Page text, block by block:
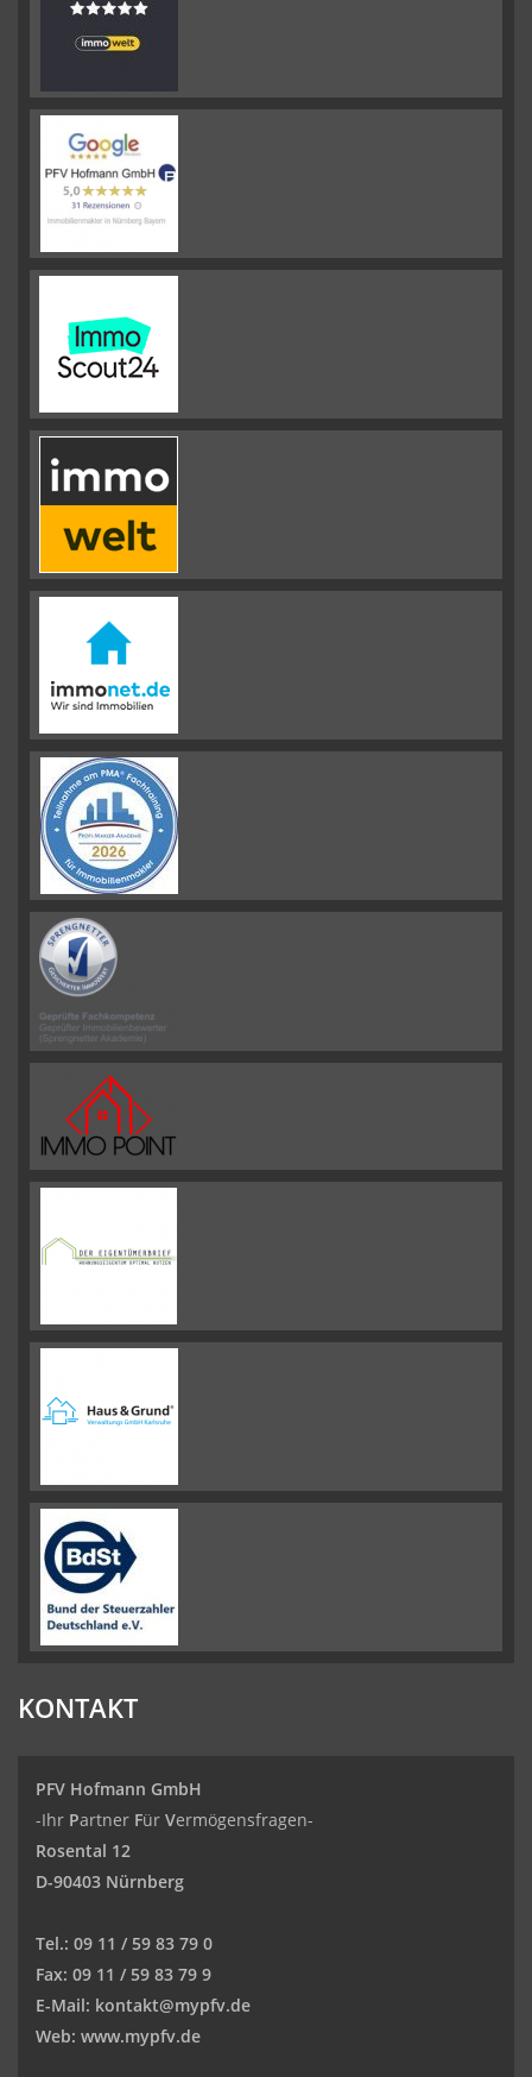
KONTAKT
PFV Hofmann GmbH
-Ihr Partner Für Vermögensfragen-
Rosental 12
D-90403 Nürnberg
Tel.: 09 11 / 59 83 79 0
Fax: 09 11 / 59 83 79 9
E-Mail: kontakt@mypfv.de
Web: www.mypfv.de